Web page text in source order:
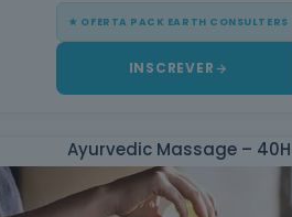
★ OFERTA PACK EARTH CONSULTERS
INSCREVER
Ayurvedic Massage – 40H